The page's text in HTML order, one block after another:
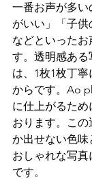
一番お声が多
がいい」「子供
などといったお
す。透明感あ
は、1枚1枚丁
からです。Ao
に仕上がるた
おります。こ
か出せない色味
おしゃれな写
です。